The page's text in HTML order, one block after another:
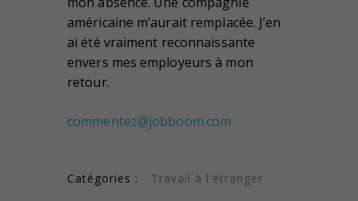
américaine m’aurait remplacée. J’en
ai été vraiment reconnaissante
envers mes employeurs à mon
retour.
commentez@jobboom.com
Catégories : Travail à l'étranger